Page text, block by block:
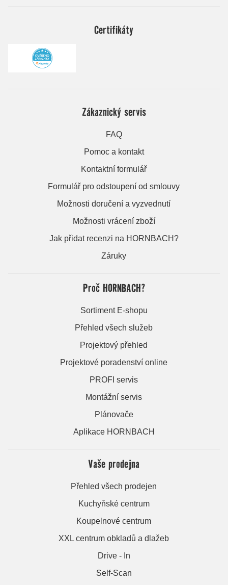
Certifikáty
Zákaznický servis
FAQ
Pomoc a kontakt
Kontaktní formulář
Formulář pro odstoupení od smlouvy
Možnosti doručení a vyzvednutí
Možnosti vrácení zboží
Jak přidat recenzi na HORNBACH?
Záruky
Proč HORNBACH?
Sortiment E-shopu
Přehled všech služeb
Projektový přehled
Projektové poradenství online
PROFI servis
Montážní servis
Plánovače
Aplikace HORNBACH
Vaše prodejna
Přehled všech prodejen
Kuchyňské centrum
Koupelnové centrum
XXL centrum obkladů a dlažeb
Drive - In
Self-Scan